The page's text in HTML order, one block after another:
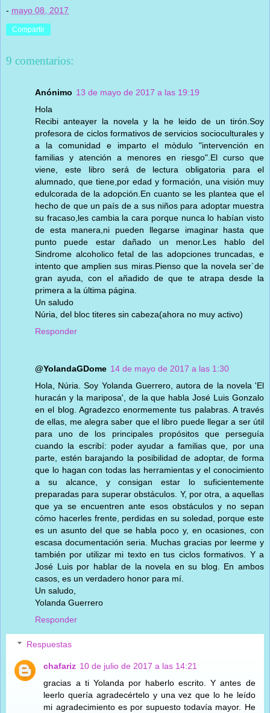
- mayo 08, 2017
Compartir
9 comentarios:
Anónimo 13 de mayo de 2017 a las 19:19
Hola
Recibi anteayer la novela y la he leido de un tirón.Soy
profesora de ciclos formativos de servicios socioculturales y
a la comunidad e imparto el mòdulo "intervención en
familias y atención a menores en riesgo".El curso que
viene, este libro será de lectura obligatoria para el
alumnado, que tiene,por edad y formación, una visión muy
edulcorada de la adopción.En cuanto se les plantea que el
hecho de que un país de a sus niños para adoptar muestra
su fracaso,les cambia la cara porque nunca lo habían visto
de esta manera,ni pueden llegarse imaginar hasta que
punto puede estar dañado un menor.Les hablo del
Sindrome alcoholico fetal de las adopciones truncadas, e
intento que amplien sus miras.Pienso que la novela ser`de
gran ayuda, con el añadido de que te atrapa desde la
primera a la última página.
Un saludo
Núria, del bloc titeres sin cabeza(ahora no muy activo)
Responder
@YolandaGDome 14 de mayo de 2017 a las 1:30
Hola, Núria. Soy Yolanda Guerrero, autora de la novela 'El
huracán y la mariposa', de la que habla José Luis Gonzalo
en el blog. Agradezco enormemente tus palabras. A través
de ellas, me alegra saber que el libro puede llegar a ser útil
para uno de los principales propósitos que perseguía
cuando la escribí: poder ayudar a familias que, por una
parte, estén barajando la posibilidad de adoptar, de forma
que lo hagan con todas las herramientas y el conocimiento
a su alcance, y consigan estar lo suficientemente
preparadas para superar obstáculos. Y, por otra, a aquellas
que ya se encuentren ante esos obstáculos y no sepan
cómo hacerles frente, perdidas en su soledad, porque este
es un asunto del que se habla poco y, en ocasiones, con
escasa documentación seria. Muchas gracias por leerme y
también por utilizar mi texto en tus ciclos formativos. Y a
José Luis por hablar de la novela en su blog. En ambos
casos, es un verdadero honor para mí.
Un saludo,
Yolanda Guerrero
Responder
Respuestas
chafariz 10 de julio de 2017 a las 14:21
gracias a ti Yolanda por haberlo escrito. Y antes de
leerlo quería agradecértelo y una vez que lo he leído
mi agradecimiento es por supuesto todavía mayor. He